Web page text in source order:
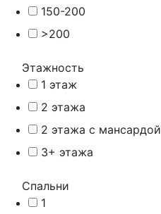
150-200
>200
Этажность
1 этаж
2 этажа
2 этажа с мансардой
3+ этажа
Спальни
1